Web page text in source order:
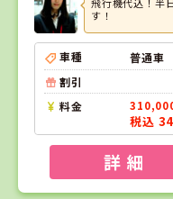
す！
車種
普通車
割引
料金
税込
詳 細